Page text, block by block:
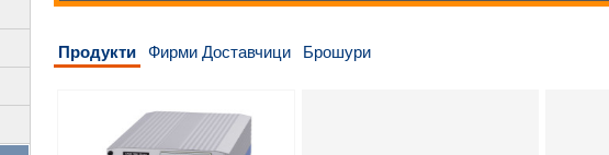
Продукти Фирми Доставчици Брошури